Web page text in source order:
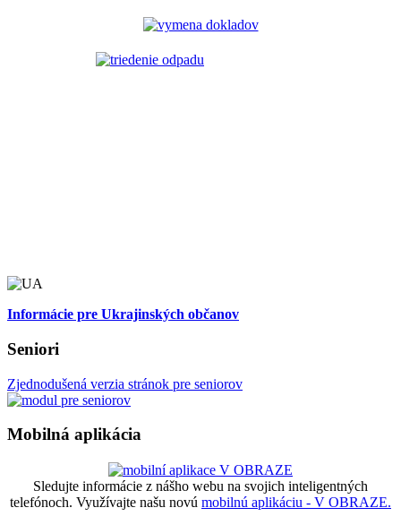
Informácie pre Ukrajinských občanov
Seniori
Zjednodušená verzia stránok pre seniorov
Mobilná aplikácia
Sledujte informácie z nášho webu na svojich inteligentných
telefónoch. Využívajte našu novú mobilnú aplikáciu - V OBRAZE.